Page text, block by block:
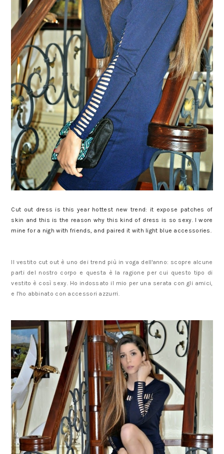
Cut out dress is this year hottest new trend: it expose patches of
skin and this is the reason why this kind of dress is so sexy. I wore
mine for a nigh with friends, and paired it with light blue accessories.
Il vestito cut out è uno dei trend più in voga dell'anno: scopre alcune
parti del nostro corpo e questa è la ragione per cui questo tipo di
vestito è così sexy. Ho indossato il mio per una serata con gli amici,
e l'ho abbinato con accessori azzurri.